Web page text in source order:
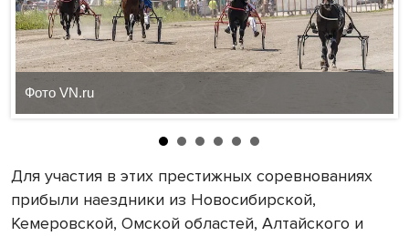
Фото VN.ru
Для участия в этих престижных соревнованиях
прибыли наездники из Новосибирской,
Кемеровской, Омской областей, Алтайского и